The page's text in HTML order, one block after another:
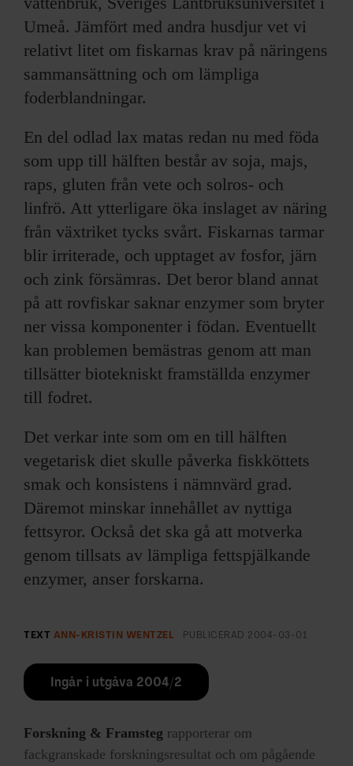
Umeå. Jämfört med andra husdjur vet vi
relativt litet om fiskarnas krav på näringens
sammansättning och om lämpliga
foderblandningar.
En del odlad lax matas redan nu med föda
som upp till hälften består av soja, majs,
raps, gluten från vete och solros- och
linfrö. Att ytterligare öka inslaget av näring
från växtriket tycks svårt. Fiskarnas tarmar
blir irriterade, och upptaget av fosfor, järn
och zink försämras. Det beror bland annat
på att rovfiskar saknar enzymer som bryter
ner vissa komponenter i födan. Eventuellt
kan problemen bemästras genom att man
tillsätter biotekniskt framställda enzymer
till fodret.
Det verkar inte som om en till hälften
vegetarisk diet skulle påverka fiskköttets
smak och konsistens i nämnvärd grad.
Däremot minskar innehållet av nyttiga
fettsyror. Också det ska gå att motverka
genom tillsats av lämpliga fettspjälkande
enzymer, anser forskarna.
TEXT ANN-KRISTIN WENTZEL PUBLICERAD 2004-03-01
Ingår i utgåva 2004/2
Forskning & Framsteg rapporterar om
fackgranskade forskningsresultat och om pågående